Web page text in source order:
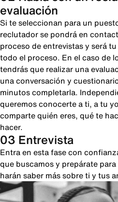
evaluación
Si te seleccionan para un
reclutador se pondrá en
proceso de entrevistas y será
todo el proceso. En el caso de
tendrás que realizar una
una conversación y
minutos completarla.
queremos conocerte a ti, a tu
comparte quién eres, qué te
hacer.
03 Entrevista
Entra en esta fase con
que buscamos y prepárate
harán saber más sobre ti y tus